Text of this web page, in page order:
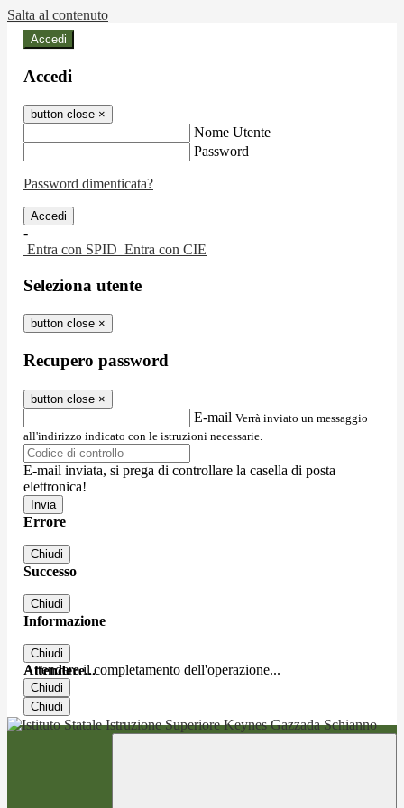
Salta al contenuto
Accedi
Accedi
button close ×
Nome Utente
Password
Password dimenticata?
-
Entra con SPID Entra con CIE
Seleziona utente
button close ×
Recupero password
button close ×
E-mail Verrà inviato un messaggio
all'indirizzo indicato con le istruzioni necessarie.
E-mail inviata, si prega di controllare la casella di posta
elettronica!
Errore
Chiudi
Successo
Chiudi
Informazione
Chiudi
Attendere...
Attendere il completamento dell'operazione...
Chiudi
Chiudi